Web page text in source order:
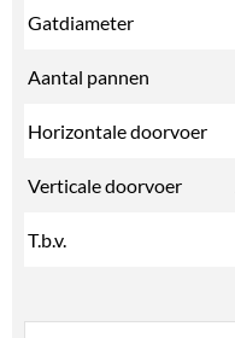
Gatdiameter
Aantal pannen
Horizontale doorvoer
Verticale doorvoer
T.b.v.